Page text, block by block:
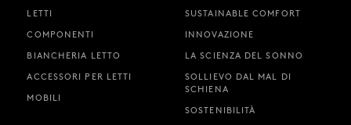
LETTI
COMPONENTI
BIANCHERIA LETTO
ACCESSORI PER LETTI
MOBILI
SUSTAINABLE COMFORT
INNOVAZIONE
LA SCIENZA DEL SONNO
SOLLIEVO DAL MAL DI
SCHIENA
SOSTENIBILITÀ